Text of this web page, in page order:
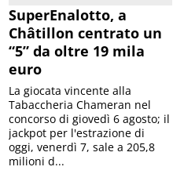
SuperEnalotto, a
Châtillon centrato un
“5” da oltre 19 mila
euro
La giocata vincente alla
Tabaccheria Chameran nel
concorso di giovedì 6 agosto; il
jackpot per l'estrazione di
oggi, venerdì 7, sale a 205,8
milioni d...